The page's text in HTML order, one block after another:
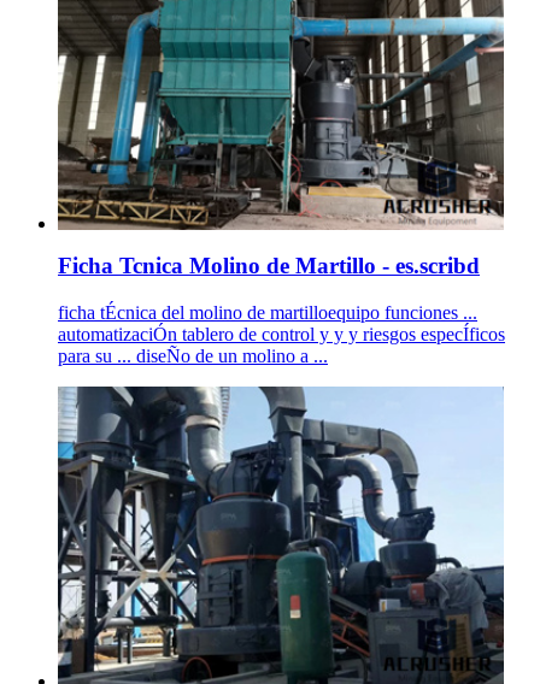
Ficha Tcnica Molino de Martillo - es.scribd
ficha tÉcnica del molino de martilloequipo funciones ...
automatizaciÓn tablero de control y y y riesgos especÍficos
para su ... diseÑo de un molino a ...